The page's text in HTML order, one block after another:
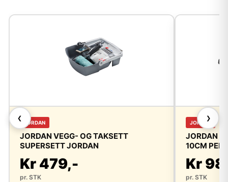
❮
JORDAN
JORDAN VEGG- OG TAKSETT
SUPERSETT JORDAN
Kr 479,-
pr. STK
JORDAN
JORDAN
10CM
Kr
pr. STK
❯